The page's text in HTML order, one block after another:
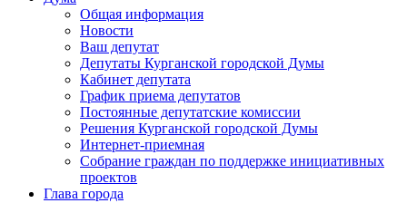
Общая информация
Новости
Ваш депутат
Депутаты Курганской городской Думы
Кабинет депутата
График приема депутатов
Постоянные депутатские комиссии
Решения Курганской городской Думы
Интернет-приемная
Собрание граждан по поддержке инициативных
проектов
Глава города